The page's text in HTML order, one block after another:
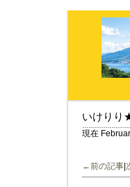
いけりり
現在
←前の記事